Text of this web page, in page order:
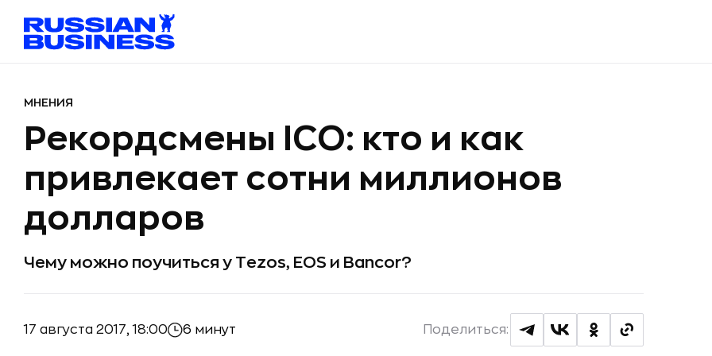
МНЕНИЯ
Рекордсмены ICO: кто и как
привлекает сотни миллионов
долларов
Чему можно поучиться у Tezos, EOS и Bancor?
17 августа 2017, 18:00 6 минут Поделиться: